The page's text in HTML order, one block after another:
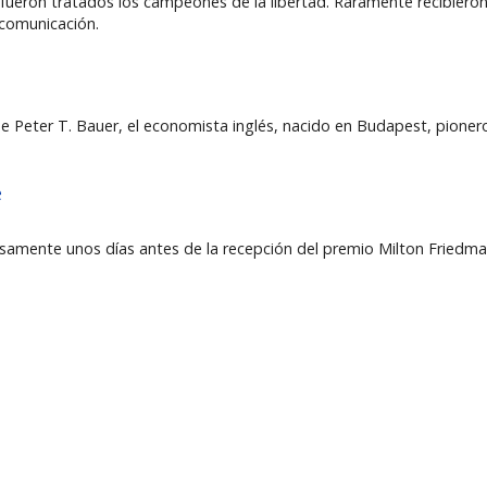
T. Bauer, el economista inglés, nacido en Budapest,
unos días antes de la recepción del premio Milton